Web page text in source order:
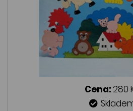
Cena: 280